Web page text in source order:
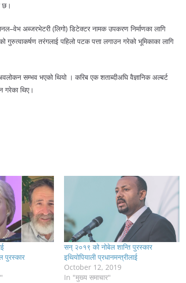
छ।
अब्जरभेटरी (लिगो) डिटेक्टर नामक उपकरण निर्माणका लागि
गुरुत्वाकर्षण तरंगलाई पहिलो पटक पत्ता लगाउन गरेको भूमिकाका लागि
सम्भव भएको थियो । करिब एक शताब्दीअघि वैज्ञानिक अल्बर्ट
गरेका थिए।
पुरस्कार
सन् २०१९ को नोबेल शान्ति पुरस्कार
इथियोपियाली प्रधानमन्त्रीलाई
October 12, 2019
In "मुख्य समाचार"